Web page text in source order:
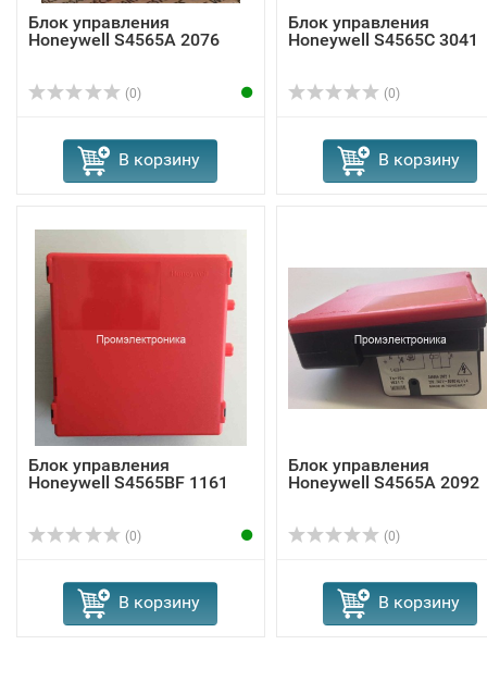
Блок управления
Honeywell S4565A 2076
(0)
В корзину
Блок управления
Honeywell S4565C 3041
(0)
В корзину
Блок управления
Honeywell S4565BF 1161
(0)
В корзину
Блок управления
Honeywell S4565A 2092
(0)
В корзину